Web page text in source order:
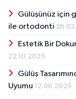
Gülüşünüz için
ile ortodonti
Estetik Bir
22.10.2025
Gülüş
Uyumu 12.06.2025